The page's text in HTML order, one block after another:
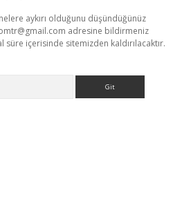
aykırı olduğunu düşündüğünüz
adresine bildirmeniz
içerisinde sitemizden kaldırılacaktır.